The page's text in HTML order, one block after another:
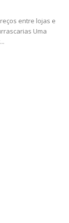
entre lojas e
Uma